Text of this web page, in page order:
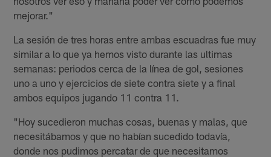
mejorar."
La sesión de tres horas entre ambas escuadras fue muy
similar a lo que ya hemos visto durante las ultimas
semanas: periodos cerca de la línea de gol, sesiones
uno a uno y ejercicios de siete contra siete y a final
ambos equipos jugando 11 contra 11.
"Hoy sucedieron muchas cosas, buenas y malas, que
necesitábamos y que no habían sucedido todavía,
donde nos pudimos percatar de que necesitamos